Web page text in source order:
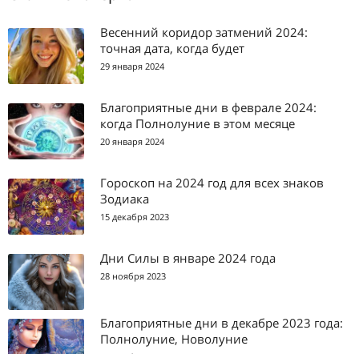
Весенний коридор затмений 2024:
точная дата, когда будет
29 января 2024
Благоприятные дни в феврале 2024:
когда Полнолуние в этом месяце
20 января 2024
Гороскоп на 2024 год для всех знаков
Зодиака
15 декабря 2023
Дни Силы в январе 2024 года
28 ноября 2023
Благоприятные дни в декабре 2023 года:
Полнолуние, Новолуние